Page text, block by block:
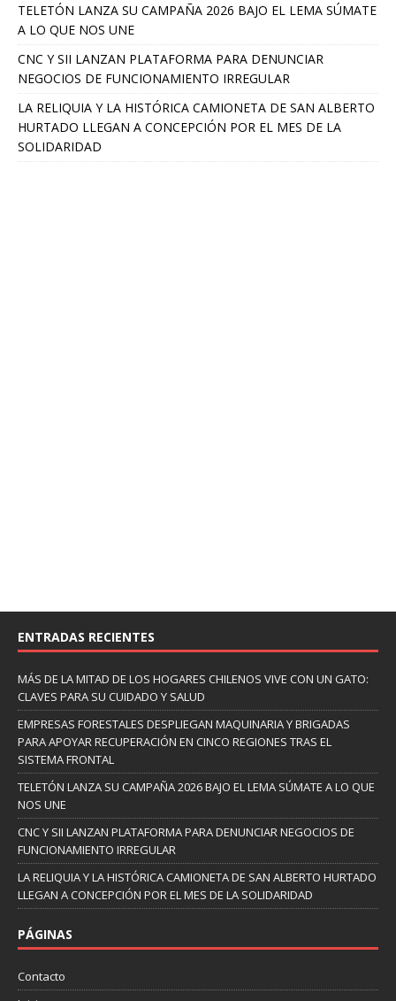
TELETÓN LANZA SU CAMPAÑA 2026 BAJO EL LEMA SÚMATE
A LO QUE NOS UNE
CNC Y SII LANZAN PLATAFORMA PARA DENUNCIAR
NEGOCIOS DE FUNCIONAMIENTO IRREGULAR
LA RELIQUIA Y LA HISTÓRICA CAMIONETA DE SAN ALBERTO
HURTADO LLEGAN A CONCEPCIÓN POR EL MES DE LA
SOLIDARIDAD
ENTRADAS RECIENTES
MÁS DE LA MITAD DE LOS HOGARES CHILENOS VIVE CON UN GATO:
CLAVES PARA SU CUIDADO Y SALUD
EMPRESAS FORESTALES DESPLIEGAN MAQUINARIA Y BRIGADAS
PARA APOYAR RECUPERACIÓN EN CINCO REGIONES TRAS EL
SISTEMA FRONTAL
TELETÓN LANZA SU CAMPAÑA 2026 BAJO EL LEMA SÚMATE A LO QUE
NOS UNE
CNC Y SII LANZAN PLATAFORMA PARA DENUNCIAR NEGOCIOS DE
FUNCIONAMIENTO IRREGULAR
LA RELIQUIA Y LA HISTÓRICA CAMIONETA DE SAN ALBERTO HURTADO
LLEGAN A CONCEPCIÓN POR EL MES DE LA SOLIDARIDAD
PÁGINAS
Contacto